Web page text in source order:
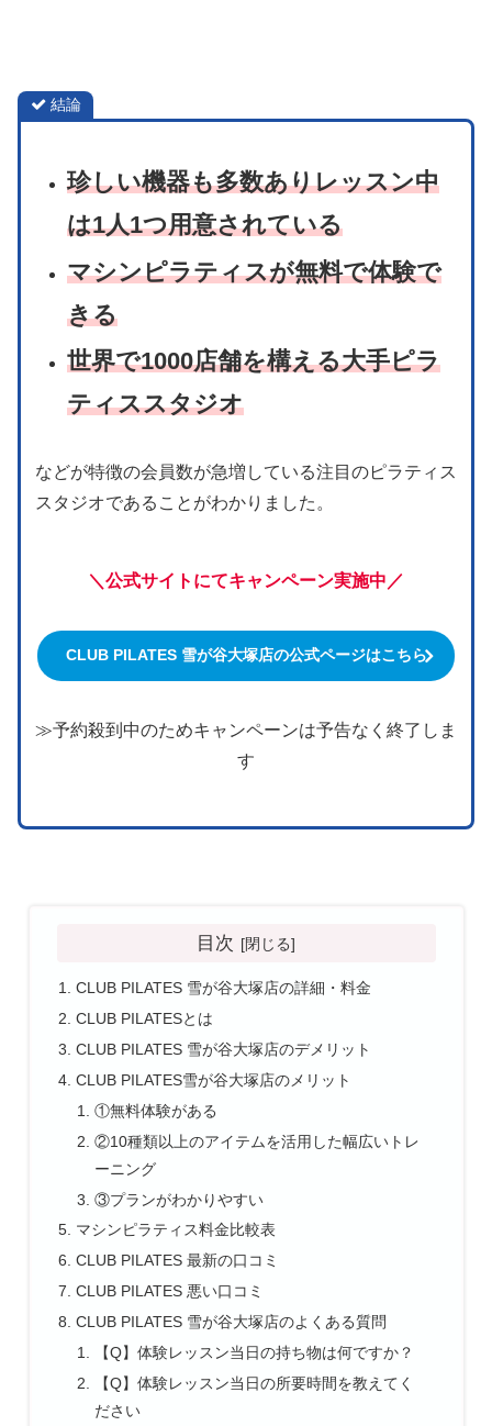
結論
珍しい機器も多数ありレッスン中
は1人1つ用意されている
マシンピラティスが無料で体験で
きる
世界で1000店舗を構える大手ピラ
ティススタジオ
などが特徴の会員数が急増している注目のピラティス
スタジオであることがわかりました。
＼公式サイトにてキャンペーン実施中／
CLUB PILATES 雪が谷大塚店の公式ページはこちら
≫予約殺到中のためキャンペーンは予告なく終了しま
す
目次
CLUB PILATES 雪が谷大塚店の詳細・料金
CLUB PILATESとは
CLUB PILATES 雪が谷大塚店のデメリット
CLUB PILATES雪が谷大塚店のメリット
①無料体験がある
②10種類以上のアイテムを活用した幅広いトレ
ーニング
③プランがわかりやすい
マシンピラティス料金比較表
CLUB PILATES 最新の口コミ
CLUB PILATES 悪い口コミ
CLUB PILATES 雪が谷大塚店のよくある質問
【Q】体験レッスン当日の持ち物は何ですか？
【Q】体験レッスン当日の所要時間を教えてく
ださい